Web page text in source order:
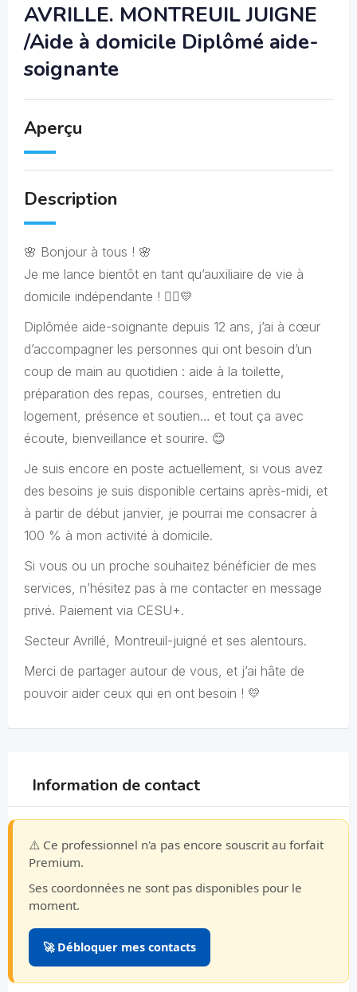
AVRILLE. MONTREUIL JUIGNE
/Aide à domicile Diplômé aide-
soignante
Aperçu
Description
🌸 Bonjour à tous ! 🌸
Je me lance bientôt en tant qu’auxiliaire de vie à
domicile indépendante ! 👩‍⚕️💛
Diplômée aide-soignante depuis 12 ans, j’ai à cœur
d’accompagner les personnes qui ont besoin d’un
coup de main au quotidien : aide à la toilette,
préparation des repas, courses, entretien du
logement, présence et soutien… et tout ça avec
écoute, bienveillance et sourire. 😊
Je suis encore en poste actuellement, si vous avez
des besoins je suis disponible certains après-midi, et
à partir de début janvier, je pourrai me consacrer à
100 % à mon activité à domicile.
Si vous ou un proche souhaitez bénéficier de mes
services, n’hésitez pas à me contacter en message
privé. Paiement via CESU+.
Secteur Avrillé, Montreuil-juigné et ses alentours.
Merci de partager autour de vous, et j’ai hâte de
pouvoir aider ceux qui en ont besoin ! 💛
Information de contact
⚠️ Ce professionnel n'a pas encore souscrit au forfait
Premium.
Ses coordonnées ne sont pas disponibles pour le
moment.
🚀 Débloquer mes contacts